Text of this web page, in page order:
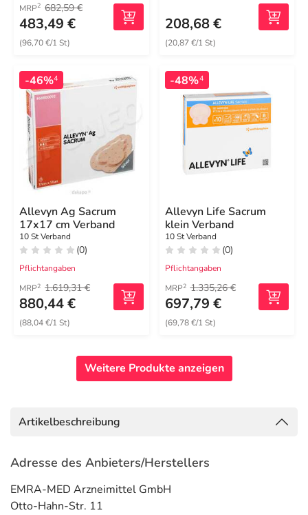
MRP2 682,59 €
483,49 €
(96,70 €/1 St)
208,68 €
(20,87 €/1 St)
-46%4
Allevyn Ag Sacrum
17x17 cm Verband
10 St Verband
(0)
Pflichtangaben
MRP2 1.619,31 €
880,44 €
(88,04 €/1 St)
-48%4
Allevyn Life Sacrum
klein Verband
10 St Verband
(0)
Pflichtangaben
MRP2 1.335,26 €
697,79 €
(69,78 €/1 St)
Weitere Produkte anzeigen
Artikelbeschreibung
Adresse des Anbieters/Herstellers
EMRA-MED Arzneimittel GmbH
Otto-Hahn-Str. 11